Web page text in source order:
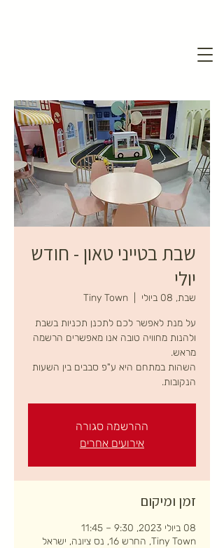
שבת בטייני טאון - חודש
יולי
שבת, 08 ביולי Tiny Town
על מנת לאפשר לכם לתכנן תכניות בשבת
ולהנות מחוויה טובה אנו מאפשרים הרשמה
השהות במתחם היא ע"פ סבבים בין השעות
הנקובות.
ההרשמה סגורה
אירועים אחרים
זמן ומיקום
08 ביולי 2023, 9:30 – 11:45
Tiny Town, החרש 16, נס ציונה, ישראל